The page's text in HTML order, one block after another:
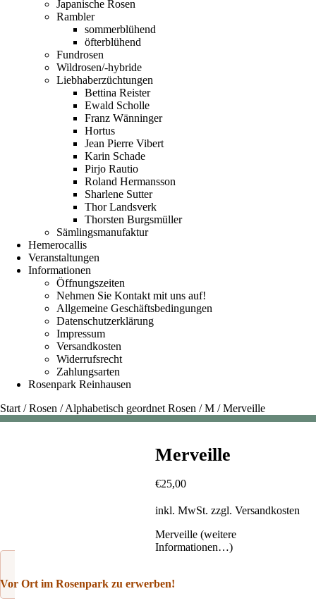
Japanische Rosen
Rambler
sommerblühend
öfterblühend
Fundrosen
Wildrosen/-hybride
Liebhaberzüchtungen
Bettina Reister
Ewald Scholle
Franz Wänninger
Hortus
Jean Pierre Vibert
Karin Schade
Pirjo Rautio
Roland Hermansson
Sharlene Sutter
Thor Landsverk
Thorsten Burgsmüller
Sämlingsmanufaktur
Hemerocallis
Veranstaltungen
Informationen
Öffnungszeiten
Nehmen Sie Kontakt mit uns auf!
Allgemeine Geschäftsbedingungen
Datenschutzerklärung
Impressum
Versandkosten
Widerrufsrecht
Zahlungsarten
Rosenpark Reinhausen
Start /Rosen /Alphabetisch geordnet Rosen /M /Merveille
Merveille
€25,00
inkl. MwSt. zzgl.Versandkosten
Merveille (weitere
Informationen…)
Vor Ort im Rosenpark zu erwerben!